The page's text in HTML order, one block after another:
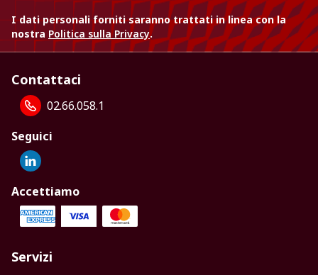
I dati personali forniti saranno trattati in linea con la
nostra Politica sulla Privacy.
Contattaci
02.66.058.1
Seguici
Accettiamo
Servizi